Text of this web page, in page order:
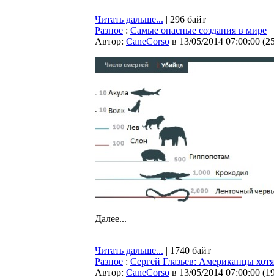
Читать дальше... | 296 байт
Разное : Cамые опасные создания в мире
Автор: CaneCorso в 13/05/2014 07:00:00 (
Далее...
Читать дальше... | 1740 байт
Разное : Сергей Глазьев: Американцы
Автор: CaneCorso в 13/05/2014 07:00:00 (